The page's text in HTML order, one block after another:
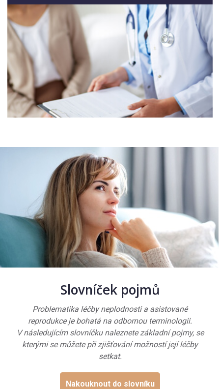
Slovníček pojmů
Problematika léčby neplodnosti a asistované
reprodukce je bohatá na odbornou terminologii.
V následujícím slovníčku naleznete základní pojmy, se
kterými se můžete při zjišťování možností její léčby
setkat.
Nakouknout do slovníku